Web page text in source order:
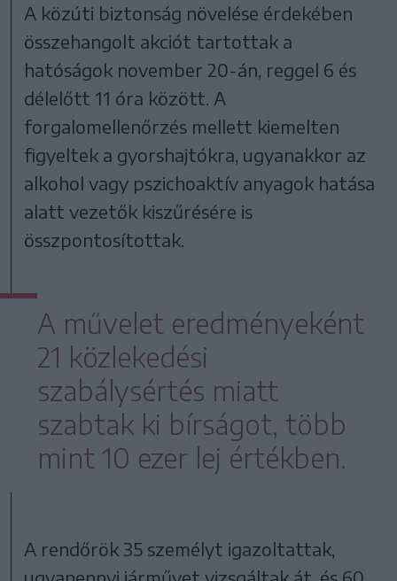
A közúti biztonság növelése érdekében
összehangolt akciót tartottak a
hatóságok november 20-án, reggel 6 és
délelőtt 11 óra között. A
forgalomellenőrzés mellett kiemelten
figyeltek a gyorshajtókra, ugyanakkor az
alkohol vagy pszichoaktív anyagok hatása
alatt vezetők kiszűrésére is
összpontosítottak.
A művelet eredményeként
21 közlekedési
szabálysértés miatt
szabtak ki bírságot, több
mint 10 ezer lej értékben.
A rendőrök 35 személyt igazoltattak,